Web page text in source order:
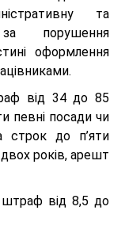
та
за порушення
оформлення
від 34 до 85
певні посади чи
строк до п’яти
років, арешт
штраф від 8,5 до